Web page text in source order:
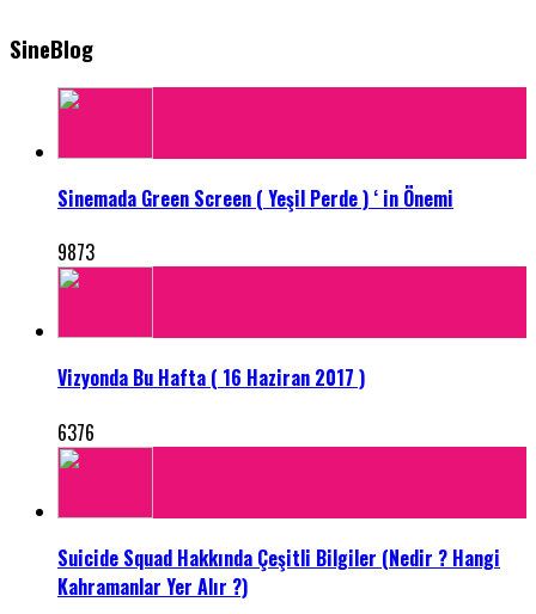
SineBlog
Sinemada Green Screen ( Yeşil Perde ) ‘ in Önemi
9873
Vizyonda Bu Hafta ( 16 Haziran 2017 )
6376
Suicide Squad Hakkında Çeşitli Bilgiler (Nedir ? Hangi
Kahramanlar Yer Alır ?)